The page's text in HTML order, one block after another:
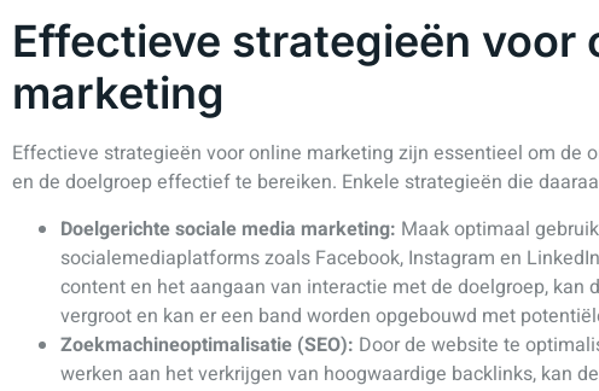
Effectieve strategieën voor
marketing
Effectieve strategieën voor online marketing zijn essentieel om de
en de doelgroep effectief te bereiken. Enkele strategieën die
Doelgerichte sociale media marketing: Maak optimaal
socialemediaplatforms zoals Facebook, Instagram en
content en het aangaan van interactie met de doelgroep, kan
vergroot en kan er een band worden opgebouwd met
Zoekmachineoptimalisatie (SEO): Door de website te
werken aan het verkrijgen van hoogwaardige backlinks, kan